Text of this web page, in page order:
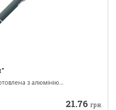
​​з алюмінію...
21.76 грн.